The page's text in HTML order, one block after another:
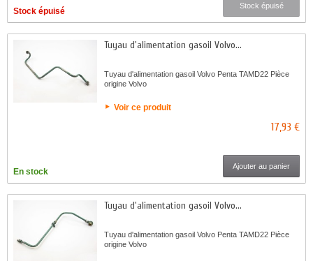
Stock épuisé
Stock épuisé
Tuyau d'alimentation gasoil Volvo...
Tuyau d'alimentation gasoil Volvo Penta TAMD22 Pièce
origine Volvo
Voir ce produit
17,93 €
En stock
Ajouter au panier
Tuyau d'alimentation gasoil Volvo...
Tuyau d'alimentation gasoil Volvo Penta TAMD22 Pièce
origine Volvo